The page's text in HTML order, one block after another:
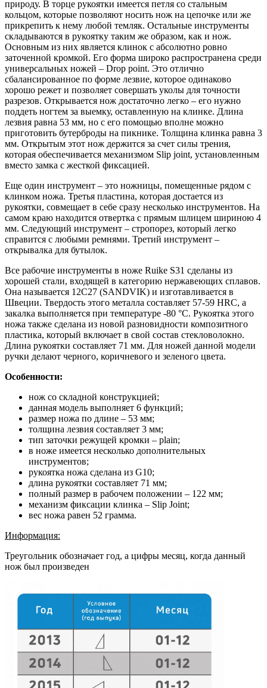
природу. В торце рукоятки имеется петля со стальным
кольцом, которые позволяют носить нож на цепочке или же
прикрепить к нему любой темляк. Остальные инструменты
складываются в рукоятку таким же образом, как и нож.
Основным из них является клинок с абсолютно ровно
заточенной кромкой. Его форма широко распространена среди
универсальных ножей – Drop point. Это отлично
сбалансированное по форме лезвие, которое одинаково
хорошо режет и позволяет совершать уколы для точности
разрезов. Открывается нож достаточно легко – его нужно
поддеть ногтем за выемку, оставленную на клинке. Длина
лезвия равна 53 мм, но с его помощью вполне можно
приготовить бутерброды на пикнике. Толщина клинка равна 3
мм. Открытым этот нож держится за счет силы трения,
которая обеспечивается механизмом Slip joint, установленным
вместо замка с жесткой фиксацией.
Еще один инструмент – это ножницы, помещенные рядом с
клинком ножа. Третья пластина, которая достается из
рукоятки, совмещает в себе сразу несколько инструментов. На
самом краю находится отвертка с прямым шлицем шириною 4
мм. Следующий инструмент – стропорез, который легко
справится с любыми ремнями. Третий инструмент –
открывалка для бутылок.
Все рабочие инструменты в ноже Ruike S31 сделаны из
хорошей стали, входящей в категорию нержавеющих сплавов.
Она называется 12С27 (SANDVIK) и изготавливается в
Швеции. Твердость этого металла составляет 57-59 HRC, а
закалка выполняется при температуре -80 °C. Рукоятка этого
ножа также сделана из новой разновидности композитного
пластика, который включает в свой состав стекловолокно.
Длина рукоятки составляет 71 мм. Для ножей данной модели
ручки делают черного, коричневого и зеленого цвета.
Особенности:
нож со складной конструкцией;
данная модель выполняет 6 функций;
размер ножа по длине – 53 мм;
толщина лезвия составляет 3 мм;
тип заточки режущей кромки – plain;
в ноже имеется несколько дополнительных
инструментов;
рукоятка ножа сделана из G10;
длина рукоятки составляет 71 мм;
полный размер в рабочем положении – 122 мм;
механизм фиксации клинка – Slip Joint;
вес ножа равен 52 грамма.
Информация:
Треугольник обозначает год, а цифры месяц, когда данный
нож был произведен